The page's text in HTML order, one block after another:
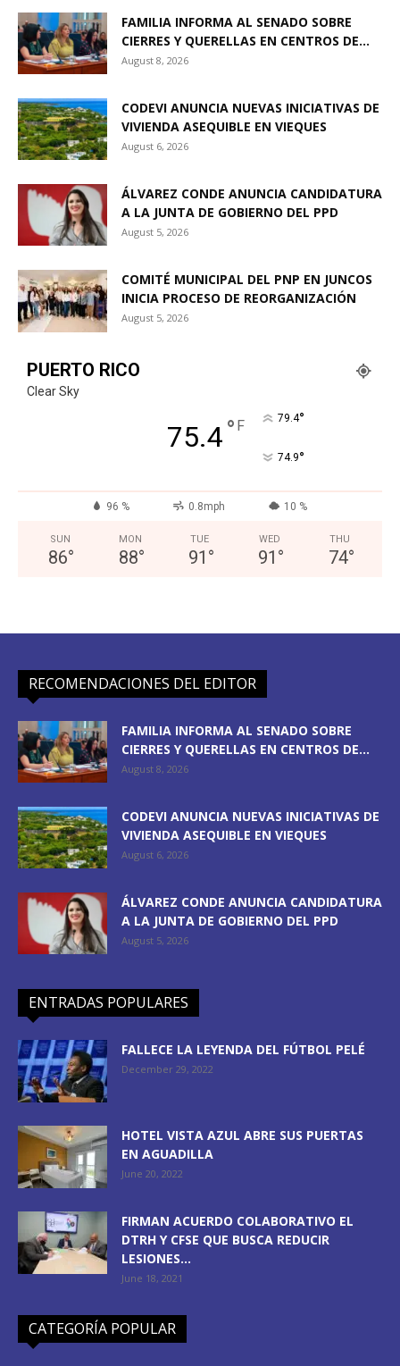
FAMILIA INFORMA AL SENADO SOBRE
CIERRES Y QUERELLAS EN CENTROS DE...
August 8, 2026
CODEVI ANUNCIA NUEVAS INICIATIVAS DE
VIVIENDA ASEQUIBLE EN VIEQUES
August 6, 2026
ÁLVAREZ CONDE ANUNCIA CANDIDATURA
A LA JUNTA DE GOBIERNO DEL PPD
August 5, 2026
COMITÉ MUNICIPAL DEL PNP EN JUNCOS
INICIA PROCESO DE REORGANIZACIÓN
August 5, 2026
PUERTO RICO
Clear Sky
75.4° F 79.4°
74.9°
96 % 0.8mph 10 %
SUN
86°
MON
88°
TUE
91 °
WED
91 °
THU
74°
RECOMENDACIONES DEL EDITOR
FAMILIA INFORMA AL SENADO SOBRE
CIERRES Y QUERELLAS EN CENTROS DE...
August 8, 2026
CODEVI ANUNCIA NUEVAS INICIATIVAS DE
VIVIENDA ASEQUIBLE EN VIEQUES
August 6, 2026
ÁLVAREZ CONDE ANUNCIA CANDIDATURA
A LA JUNTA DE GOBIERNO DEL PPD
August 5, 2026
ENTRADAS POPULARES
FALLECE LA LEYENDA DEL FÚTBOL PELÉ
December 29, 2022
HOTEL VISTA AZUL ABRE SUS PUERTAS
EN AGUADILLA
June 20, 2022
FIRMAN ACUERDO COLABORATIVO EL
DTRH Y CFSE QUE BUSCA REDUCIR
LESIONES...
June 18, 2021
CATEGORÍA POPULAR